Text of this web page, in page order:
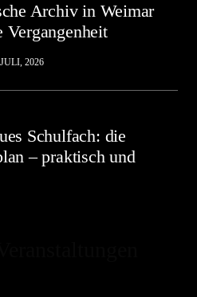
Archiv in Weimar
Vergangenheit
2026
Schulfach: die
– praktisch und